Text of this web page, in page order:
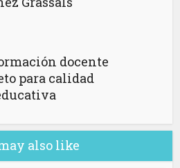
docente
para calidad
also like